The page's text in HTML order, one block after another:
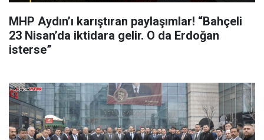
MHP Aydın’ı karıştıran paylaşımlar! “Bahçeli
23 Nisan’da iktidara gelir. O da Erdoğan
isterse”